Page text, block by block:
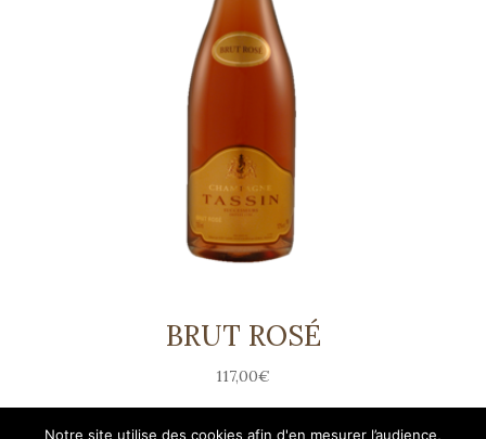
BRUT ROSÉ
117,00€
Notre site utilise des cookies afin d'en mesurer l’audience,